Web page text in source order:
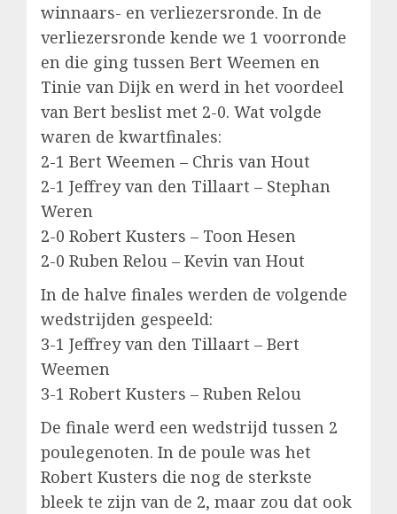
winnaars- en verliezersronde. In de
verliezersronde kende we 1 voorronde
en die ging tussen Bert Weemen en
Tinie van Dijk en werd in het voordeel
van Bert beslist met 2-0. Wat volgde
waren de kwartfinales:
2-1 Bert Weemen – Chris van Hout
2-1 Jeffrey van den Tillaart – Stephan
Weren
2-0 Robert Kusters – Toon Hesen
2-0 Ruben Relou – Kevin van Hout
In de halve finales werden de volgende
wedstrijden gespeeld:
3-1 Jeffrey van den Tillaart – Bert
Weemen
3-1 Robert Kusters – Ruben Relou
De finale werd een wedstrijd tussen 2
poulegenoten. In de poule was het
Robert Kusters die nog de sterkste
bleek te zijn van de 2, maar zou dat ook